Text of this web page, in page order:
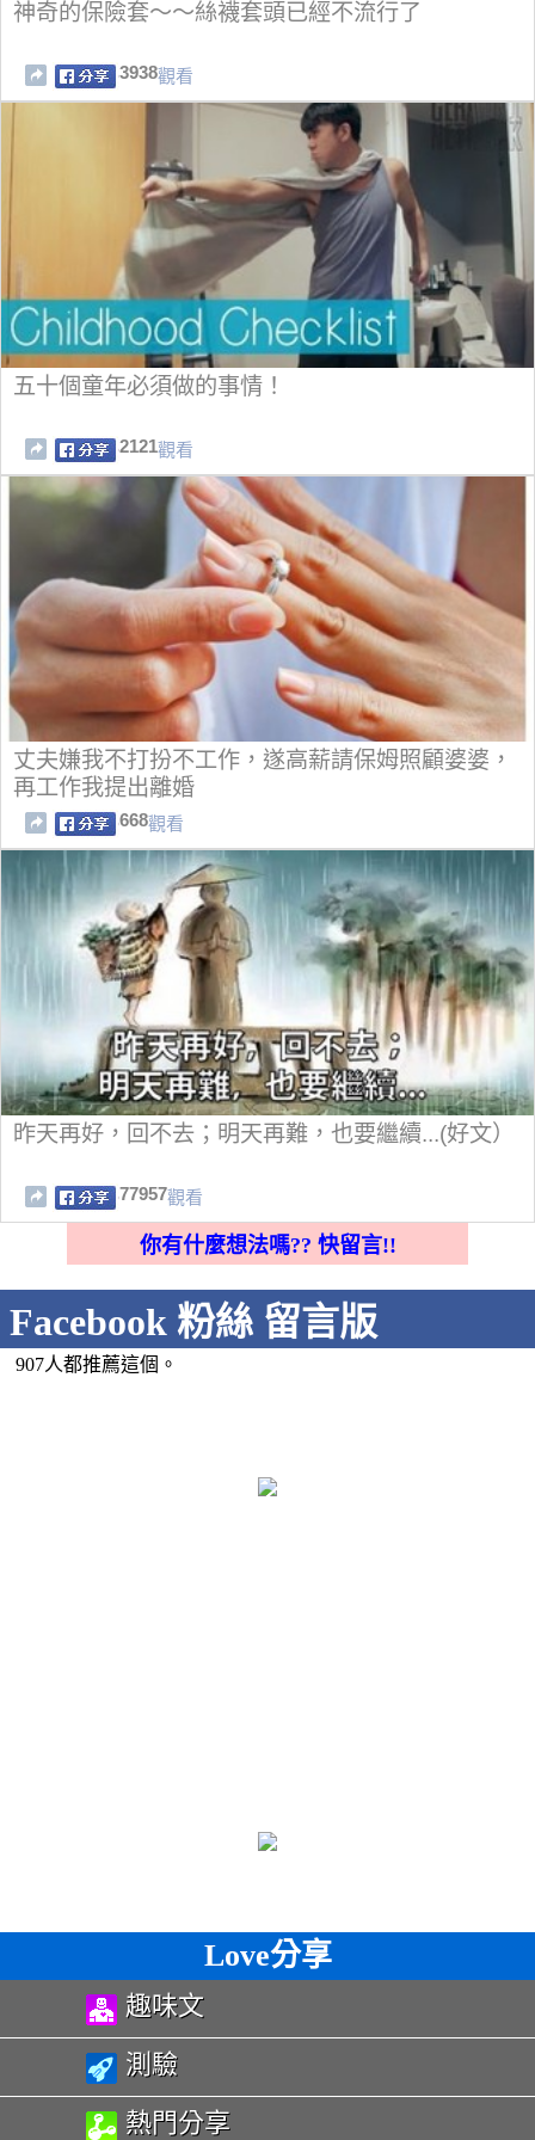
神奇的保險套～～絲襪套頭已經不流行了
3938觀看
五十個童年必須做的事情！
2121觀看
丈夫嫌我不打扮不工作，遂高薪請保姆照顧婆婆，
再工作我提出離婚
668觀看
昨天再好，回不去；明天再難，也要繼續...(好文）
77957觀看
你有什麼想法嗎?? 快留言!!
Facebook 粉絲 留言版
907人都推薦這個。
Love分享
趣味文
測驗
熱門分享